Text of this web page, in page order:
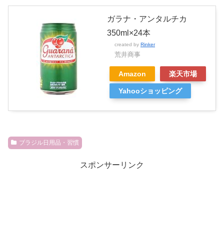
ガラナ・アンタルチカ
350ml×24本
created by Rinker
荒井商事
Amazon 楽天市場
Yahooショッピング
ブラジル日用品・習慣
スポンサーリンク